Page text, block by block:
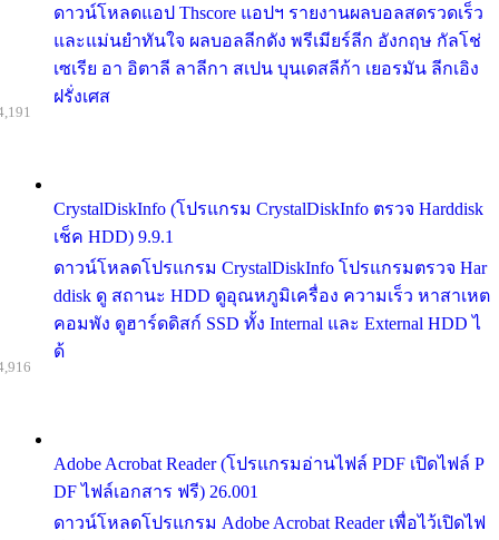
ดาวน์โหลดแอป Thscore แอปฯ รายงานผลบอลสดรวดเร็ว
และแม่นยำทันใจ ผลบอลลีกดัง พรีเมียร์ลีก อังกฤษ กัลโช่
เซเรีย อา อิตาลี ลาลีกา สเปน บุนเดสลีก้า เยอรมัน ลีกเอิง
ฝรั่งเศส
CrystalDiskInfo (โปรแกรม CrystalDiskInfo ตรวจ Harddisk
เช็ค HDD) 9.9.1
ดาวน์โหลดโปรแกรม CrystalDiskInfo โปรแกรมตรวจ Har
ddisk ดู สถานะ HDD ดูอุณหภูมิเครื่อง ความเร็ว หาสาเหต
คอมพัง ดูฮาร์ดดิสก์ SSD ทั้ง Internal และ External HDD ไ
ด้
Adobe Acrobat Reader (โปรแกรมอ่านไฟล์ PDF เปิดไฟล์ P
DF ไฟล์เอกสาร ฟรี) 26.001
ดาวน์โหลดโปรแกรม Adobe Acrobat Reader เพื่อไว้เปิดไฟ